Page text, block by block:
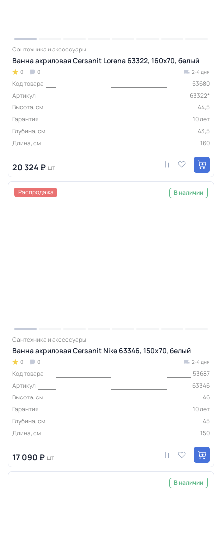
Сантехника и аксессуары
Ванна акриловая Cersanit Lorena 63322, 160x70, белый
0 0 2-4 дня
Код товара
53680
Артикул
63322*
Высота, см
44,5
Гарантия
10 лет
Глубина, см
43,5
Длина, см
160
20 324 ₽ шт
Распродажа В наличии
Сантехника и аксессуары
Ванна акриловая Cersanit Nike 63346, 150x70, белый
0 0 2-4 дня
Код товара
53687
Артикул
63346
Высота, см
46
Гарантия
10 лет
Глубина, см
45
Длина, см
150
17 090 ₽ шт
В наличии